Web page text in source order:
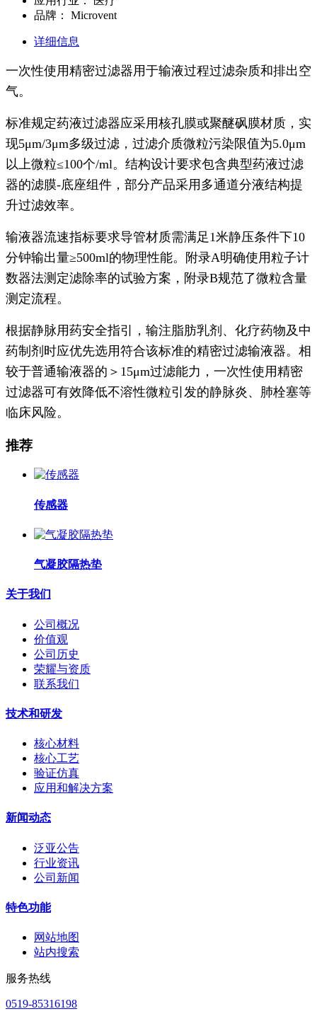
品牌：
Microvent
详细信息
一次性使用精密过滤器用于输液过程过滤杂质和排出空
气。
标准规定药液过滤器应采用核孔膜或聚醚砜膜材质，实
现5μm/3μm多级过滤，过滤介质微粒污染限值为5.0μm
以上微粒≤100个/ml。结构设计要求包含典型药液过滤
器的滤膜-底座组件，部分产品采用多通道分液结构提
升过滤效率。
输液器流速指标要求导管材质需满足1米静压条件下10
分钟输出量≥500ml的物理性能。附录A明确使用粒子计
数器法测定滤除率的试验方案，附录B规范了微粒含量
测定流程。
根据静脉用药安全指引，输注脂肪乳剂、化疗药物及中
药制剂时应优先选用符合该标准的精密过滤输液器。相
较于普通输液器的＞15μm过滤能力， 一次性使用精密
过滤器可有效降低不溶性微粒引发的静脉炎、肺栓塞等
临床风险。
推荐
传感器
气凝胶隔热垫
关于我们
公司概况
价值观
公司历史
荣耀与资质
联系我们
技术和研发
核心材料
核心工艺
验证仿真
应用和解决方案
新闻动态
泛亚公告
行业资讯
公司新闻
特色功能
网站地图
站内搜索
服务热线
0519-85316198